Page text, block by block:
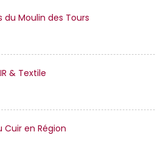
du Moulin des Tours
& Textile
Cuir en Région